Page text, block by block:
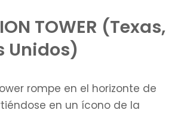
TOWER (Texas,
Unidos)
rompe en el horizonte de
en un ícono de la